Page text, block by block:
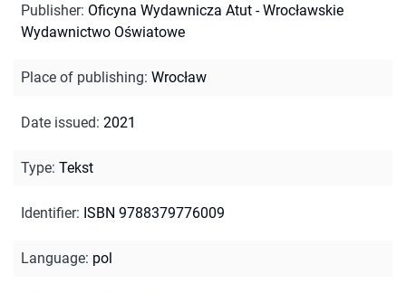
Publisher: Oficyna Wydawnicza Atut - Wrocławskie
Wydawnictwo Oświatowe
Place of publishing: Wrocław
Date issued: 2021
Type: Tekst
Identifier: ISBN 9788379776009
Language: pol